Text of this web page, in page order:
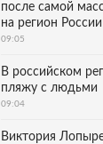
после самой
на регион России
09:05
В российском
пляжу с людьми
09:04
Виктория